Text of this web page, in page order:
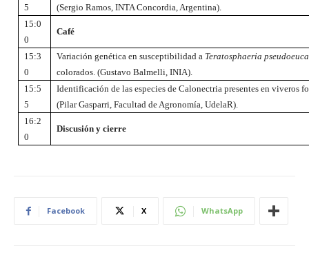
5
(Sergio Ramos, INTA Concordia, Argentina).
15:0
0
Café
15:3
0
Variación genética en susceptibilidad a Teratosphaeria
colorados. (Gustavo Balmelli, INIA).
15:5
5
Identificación de las especies de Calonectria presentes en viveros
(Pilar Gasparri, Facultad de Agronomía, UdelaR).
16:2
0
Discusión y cierre
Facebook X WhatsApp